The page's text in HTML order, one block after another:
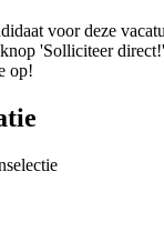
voor deze
'Solliciteer
op!